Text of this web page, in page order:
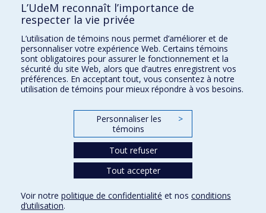
Écoles
Orthophonie et audiologie
Réadaptation
Directions
Confidentialité Conditions d’utilisation Paramètres des témoins
L’UdeM reconnaît l’importance de
respecter la vie privée
L’utilisation de témoins nous permet d’améliorer et de
personnaliser votre expérience Web. Certains témoins
sont obligatoires pour assurer le fonctionnement et la
sécurité du site Web, alors que d’autres enregistrent vos
préférences. En acceptant tout, vous consentez à notre
utilisation de témoins pour mieux répondre à vos besoins.
Personnaliser les
témoins
>
Tout refuser
Tout accepter
Voir notre politique de confidentialité et nos conditions
d’utilisation.